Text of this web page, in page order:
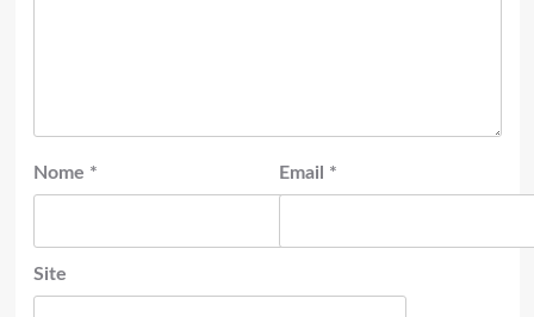
Nome * Email *
Site